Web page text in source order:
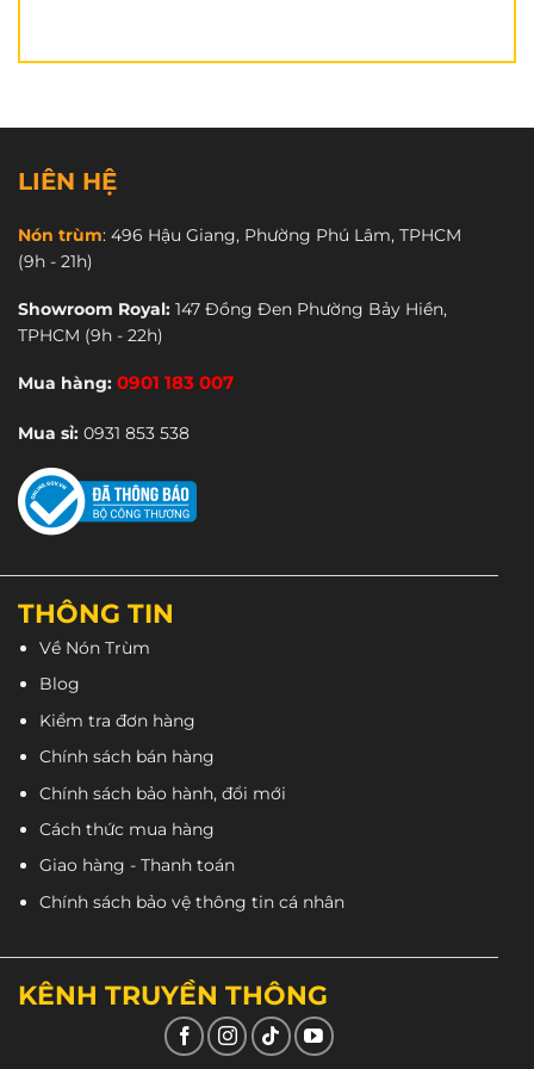
CN Bình Thạnh: 264 Bùi Hữu Nghĩa.
CN Gò Vấp:271 Quang Trung.
CN Quận 6:
CN Quận 11:269 Âu Cơ
CSKH: 1900 3123
2. Điểm danh 5 mẫu nón fullface dưới 1 triệu.
LIÊN HỆ
Nón trùm: 496 Hậu Giang, Phường Phú Lâm, TPHCM
(9h - 21h)
Showroom Royal: 147 Đồng Đen Phường Bảy Hiền,
TPHCM (9h - 22h)
Mua hàng: 0901 183 007
Mua sỉ: 0931 853 538
THÔNG TIN
Về Nón Trùm
Blog
Kiểm tra đơn hàng
Chính sách bán hàng
Chính sách bảo hành, đổi mới
Cách thức mua hàng
Giao hàng - Thanh toán
Chính sách bảo vệ thông tin cá nhân
KÊNH TRUYỀN THÔNG